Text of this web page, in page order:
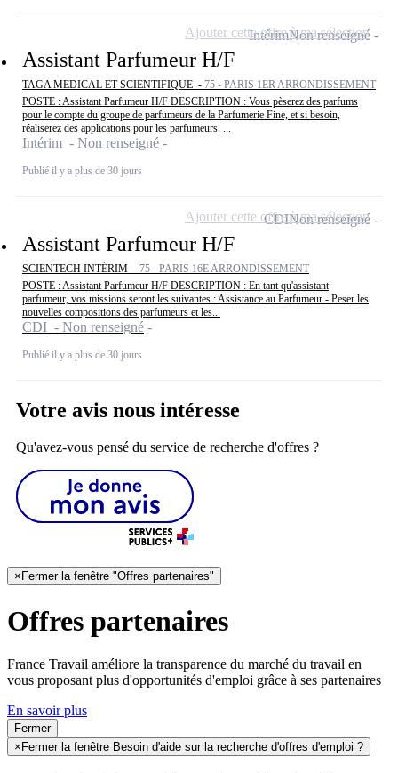
Assistant Parfumeur H/F
TAGA MEDICAL ET SCIENTIFIQUE - 75 - PARIS 1ER ARRONDISSEMENT
POSTE : Assistant Parfumeur H/F DESCRIPTION : Vous pèserez des parfums
pour le compte du groupe de parfumeurs de la Parfumerie Fine, et si besoin,
réaliserez des applications pour les parfumeurs. ...
Intérim - Non renseigné
Publié il y a plus de 30 jours
IntérimNon renseigné
Ajouter cette offre à ma sélection
Assistant Parfumeur H/F
SCIENTECH INTÉRIM - 75 - PARIS 16E ARRONDISSEMENT
POSTE : Assistant Parfumeur H/F DESCRIPTION : En tant qu'assistant
parfumeur, vos missions seront les suivantes : Assistance au Parfumeur - Peser les
nouvelles compositions des parfumeurs et les...
CDI - Non renseigné
Publié il y a plus de 30 jours
CDINon renseigné
Ajouter cette offre à ma sélection
Votre avis nous intéresse
Qu'avez-vous pensé du service de recherche d'offres ?
× Fermer la fenêtre "Offres partenaires"
Offres partenaires
France Travail améliore la transparence du marché du travail en
vous proposant plus d'opportunités d'emploi grâce à ses partenaires
En savoir plus
Fermer
× Fermer la fenêtre Besoin d'aide sur la recherche d'offres d'emploi ?